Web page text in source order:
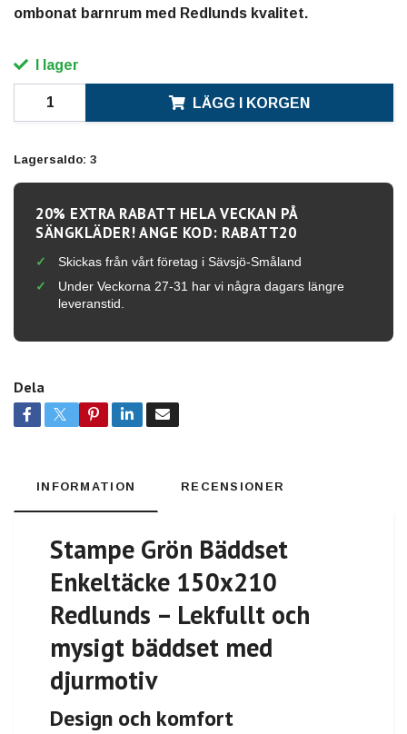
ombonat barnrum med Redlunds kvalitet.
I lager
LÄGG I KORGEN
Lagersaldo: 3
20% EXTRA RABATT HELA VECKAN PÅ
SÄNGKLÄDER! ANGE KOD: RABATT20
Skickas från vårt företag i Sävsjö-Småland
Under Veckorna 27-31 har vi några dagars längre
leveranstid.
Dela
INFORMATION RECENSIONER
Stampe Grön Bäddset
Enkeltäcke 150x210
Redlunds – Lekfullt och
mysigt bäddset med
djurmotiv
Design och komfort